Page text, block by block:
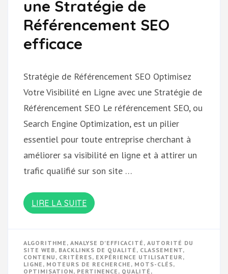
une Stratégie de
Référencement SEO
efficace
Stratégie de Référencement SEO Optimisez
Votre Visibilité en Ligne avec une Stratégie de
Référencement SEO Le référencement SEO, ou
Search Engine Optimization, est un pilier
essentiel pour toute entreprise cherchant à
améliorer sa visibilité en ligne et à attirer un
trafic qualifié sur son site …
LIRE LA SUITE
ALGORITHME , ANALYSE D'EFFICACITÉ , AUTORITÉ DU
SITE WEB, BACKLINKS DE QUALITÉ , CLASSEMENT,
CONTENU , CRITÈRES, EXPÉRIENCE UTILISATEUR ,
LIGNE , MOTEURS DE RECHERCHE , MOTS-CLÉS,
OPTIMISATION, PERTINENCE , QUALITÉ ,